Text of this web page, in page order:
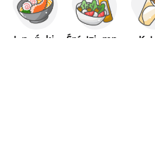
Japońskie Śródziemne